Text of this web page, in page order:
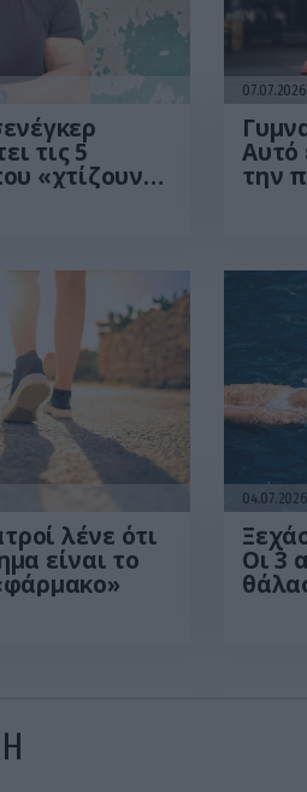
τις 5
«χτίζουν»
07.07.2026
Aυτό
την
λένε ότι
είναι το
04.07.2026
Οι 3